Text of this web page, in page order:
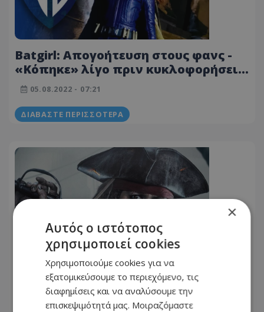
Batgirl: Απογοήτευση στους φανς -
«Κόπηκε» λίγο πριν κυκλοφορήσει -
Η ταινία που κόστισε 90 εκατ.
δολάρια
05.08.2022 - 07:21
ΔΙΑΒΆΣΤΕ ΠΕΡΙΣΣΌΤΕΡΑ
Τζόνι Ντεπ: Εξετάζεται η επιστροφή
του στους «Πειρατές της
Καραϊβικής»
05.06.2022 - 15:23
×
Αυτός ο ιστότοπος
χρησιμοποιεί cookies
Χρησιμοποιούμε cookies για να
εξατομικεύσουμε το περιεχόμενο, τις
διαφημίσεις και να αναλύσουμε την
επισκεψιμότητά μας. Μοιραζόμαστε